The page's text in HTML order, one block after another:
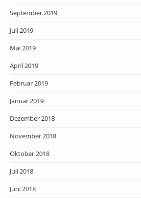
September 2019
Juli 2019
Mai 2019
April 2019
Februar 2019
Januar 2019
Dezember 2018
November 2018
Oktober 2018
Juli 2018
Juni 2018